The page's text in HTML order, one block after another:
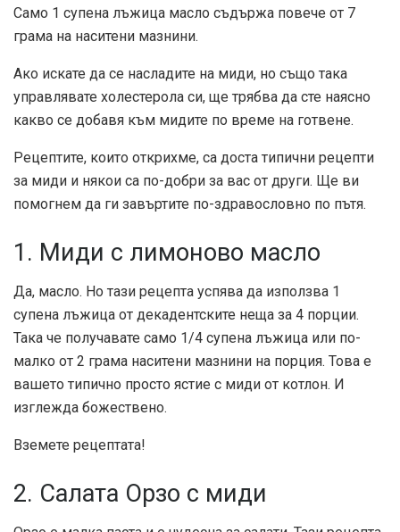
Само 1 супена лъжица масло съдържа повече от 7
грама на наситени мазнини.
Ако искате да се насладите на миди, но също така
управлявате холестерола си, ще трябва да сте наясно
какво се добавя към мидите по време на готвене.
Рецептите, които открихме, са доста типични рецепти
за миди и някои са по-добри за вас от други. Ще ви
помогнем да ги завъртите по-здравословно по пътя.
1. Миди с лимоново масло
Да, масло. Но тази рецепта успява да използва 1
супена лъжица от декадентските неща за 4 порции.
Така че получавате само 1/4 супена лъжица или по-
малко от 2 грама наситени мазнини на порция. Това е
вашето типично просто ястие с миди от котлон. И
изглежда божествено.
Вземете рецептата!
2. Салата Орзо с миди